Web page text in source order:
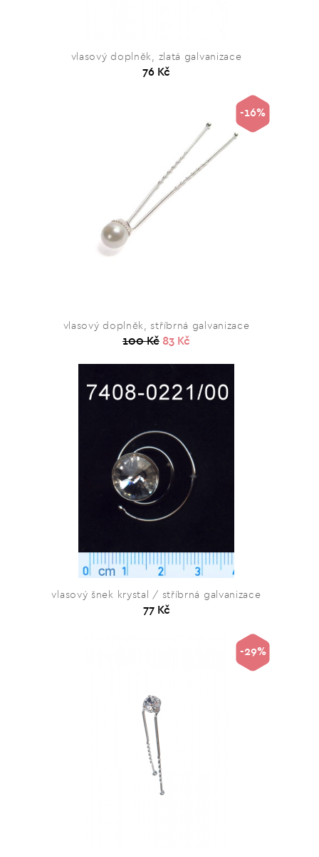
vlasový doplněk, zlatá galvanizace
76 Kč
vlasový doplněk, stříbrná galvanizace
100 Kč 83 Kč
-16%
vlasový šnek krystal / stříbrná galvanizace
77 Kč
-29%